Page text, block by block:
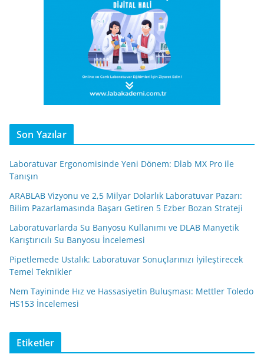
Son Yazılar
Laboratuvar Ergonomisinde Yeni Dönem: Dlab MX Pro ile
Tanışın
ARABLAB Vizyonu ve 2,5 Milyar Dolarlık Laboratuvar Pazarı:
Bilim Pazarlamasında Başarı Getiren 5 Ezber Bozan Strateji
Laboratuvarlarda Su Banyosu Kullanımı ve DLAB Manyetik
Karıştırıcılı Su Banyosu İncelemesi
Pipetlemede Ustalık: Laboratuvar Sonuçlarınızı İyileştirecek
Temel Teknikler
Nem Tayininde Hız ve Hassasiyetin Buluşması: Mettler Toledo
HS153 İncelemesi
Etiketler